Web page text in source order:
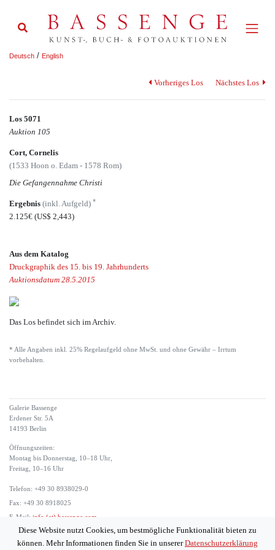
Deutsch / English
Vorheriges Los Nächstes Los
Los 5071
Auktion 105
Cort, Cornelis
(1533 Hoon o. Edam - 1578 Rom)
Die Gefangennahme Christi
Ergebnis (inkl. Aufgeld) *
2.125€ (US$ 2,443)
Aus dem Katalog
Druckgraphik des 15. bis 19. Jahrhunderts
Auktionsdatum 28.5.2015
Das Los befindet sich im Archiv.
* Alle Angaben inkl. 25% Regelaufgeld ohne MwSt. und ohne Gewähr – Irrtum
vorbehalten.
Galerie Bassenge
Erdener Str. 5A
14193 Berlin
Öffnungszeiten:
Montag bis Donnerstag, 10–18 Uhr,
Freitag, 10–16 Uhr
Telefon: +49 30 8938029-0
Fax: +49 30 8918025
E-Mail: info (at) bassenge.com
Diese Website nutzt Cookies, um bestmögliche Funktionalität bieten zu
können. Mehr Informationen finden Sie in unsererDatenschutzerklärung